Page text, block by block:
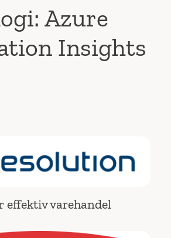
Azure
Insights
effektiv varehandel